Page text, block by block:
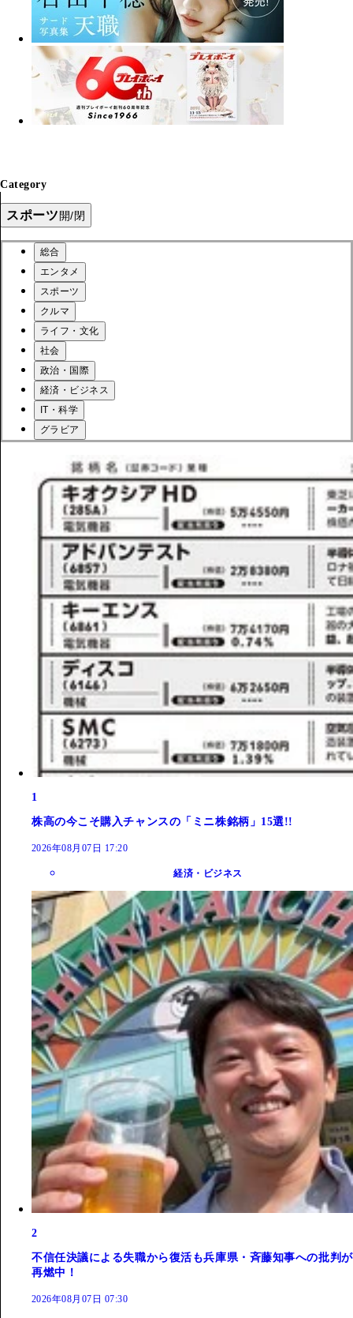
Category
スポーツ開/閉
総合
エンタメ
スポーツ
クルマ
ライフ・文化
社会
政治・国際
経済・ビジネス
IT・科学
グラビア
1
株高の今こそ購入チャンスの「ミニ株銘柄」15選!!
2026年08月07日 17:20
経済・ビジネス
2
不信任決議による失職から復活も兵庫県・斉藤知事への批判が
再燃中！
2026年08月07日 07:30